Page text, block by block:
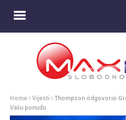
Home Vijesti
Thompson odgovorio
Vašu ponudu